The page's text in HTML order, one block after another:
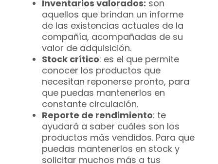
Inventarios valorados: son
aquellos que brindan un informe
de las existencias actuales de la
compañía, acompañadas de su
valor de adquisición.
Stock crítico: es el que permite
conocer los productos que
necesitan reponerse pronto, para
que puedas mantenerlos en
constante circulación.
Reporte de rendimiento: te
ayudará a saber cuáles son los
productos más vendidos. Para que
puedas mantenerlos en stock y
solicitar muchos más a tus